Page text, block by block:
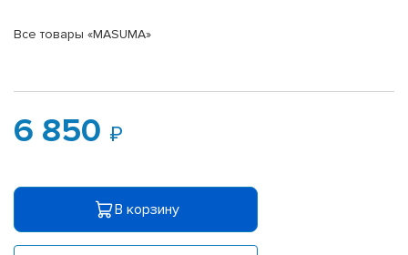
Все товары «MASUMA»
6 850
В корзину